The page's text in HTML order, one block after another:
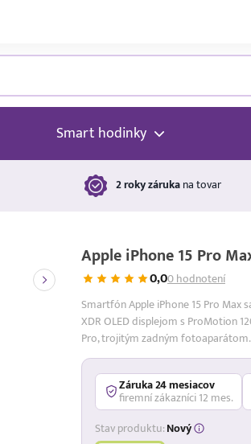
Smart hodinky
2 roky zárukana tovar
Apple iPhone 15 Pro
0,00 hodnotení
Smartfón Apple iPhone 15 Pro
XDR OLED displejom s ProMotion
Pro, trojitým zadným
Záruka 24 mesiacov
firemní zákazníci 12 mes.
Stav produktu:Nový